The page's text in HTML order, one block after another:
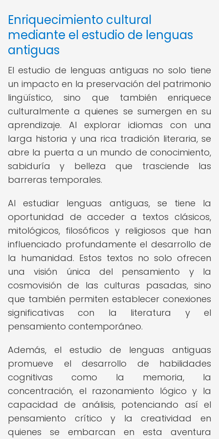
Enriquecimiento cultural
mediante el estudio de lenguas
antiguas
El estudio de lenguas antiguas no solo tiene
un impacto en la preservación del patrimonio
lingüístico, sino que también enriquece
culturalmente a quienes se sumergen en su
aprendizaje. Al explorar idiomas con una
larga historia y una rica tradición literaria, se
abre la puerta a un mundo de conocimiento,
sabiduría y belleza que trasciende las
barreras temporales.
Al estudiar lenguas antiguas, se tiene la
oportunidad de acceder a textos clásicos,
mitológicos, filosóficos y religiosos que han
influenciado profundamente el desarrollo de
la humanidad. Estos textos no solo ofrecen
una visión única del pensamiento y la
cosmovisión de las culturas pasadas, sino
que también permiten establecer conexiones
significativas con la literatura y el
pensamiento contemporáneo.
Además, el estudio de lenguas antiguas
promueve el desarrollo de habilidades
cognitivas como la memoria, la
concentración, el razonamiento lógico y la
capacidad de análisis, potenciando así el
pensamiento crítico y la creatividad en
quienes se embarcan en esta aventura